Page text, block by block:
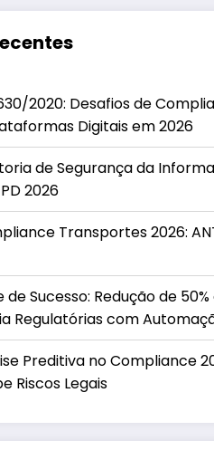
2020: Desafios de
Digitais em 2026
de Segurança da
2026
Transportes 2026:
de Sucesso: Redução de
Regulatórias com
Preditiva no Compliance
Riscos Legais